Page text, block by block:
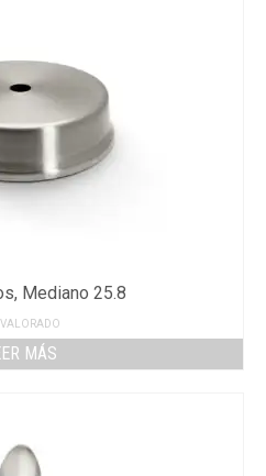
Mediano 25.8
MÁS